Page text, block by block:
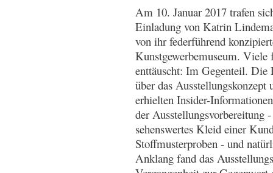
Am 10. Januar 2017 trafen
Einladung von Katrin
von ihr federführend
Kunstgewerbemuseum.
enttäuscht: Im Gegenteil.
über das
erhielten Insider-
der Ausstellungsvorbereitung
sehenswertes Kleid einer
Stoffmusterproben - und
Anklang fand das